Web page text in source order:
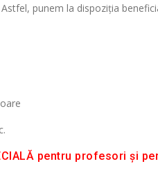
punem la dispoziția
pentru profesori și